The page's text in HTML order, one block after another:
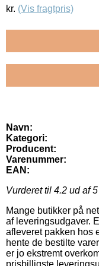
kr. (Vis fragtpris)
Navn:
Kategori:
Producent:
Varenummer:
EAN:
Vurderet til 4.2 ud af
Mange butikker på
af leveringsudgaver.
afleveret pakken hos
hente de bestilte
er jo ekstremt